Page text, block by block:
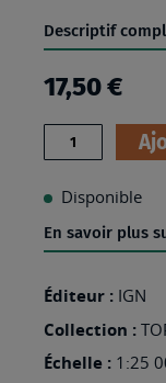
Descriptif
17,50 €
Quantité
Disponible
En savoir plus
Éditeur : IGN
Collection :
Échelle : 1:25